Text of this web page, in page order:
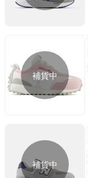
補貨中
補貨中